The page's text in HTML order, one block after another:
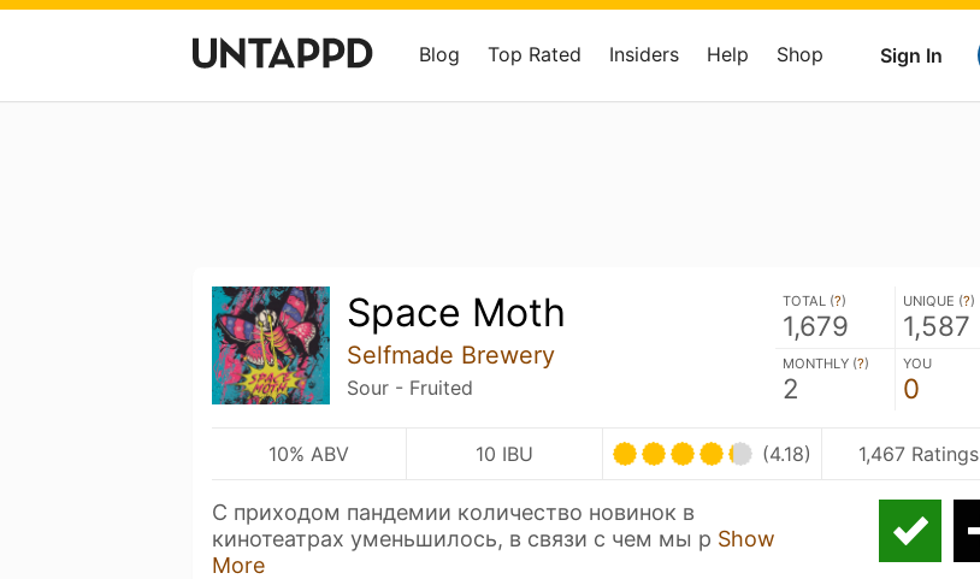
Sign In
Blog Top Rated Insiders Help Shop
Space Moth
Selfmade Brewery
Sour - Fruited
TOTAL (?)
1,679
UNIQUE (?)
1,587
MONTHLY (?)
2
YOU
0
10% ABV 10 IBU (4.18) 1,467 Ratings
С приходом пандемии количество новинок в
кинотеатрах уменьшилось, в связи с чем мы р Show
More